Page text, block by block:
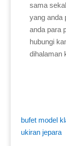
sama
yang anda
anda para
hubungi
dihalaman
bufet model
ukiran jepara